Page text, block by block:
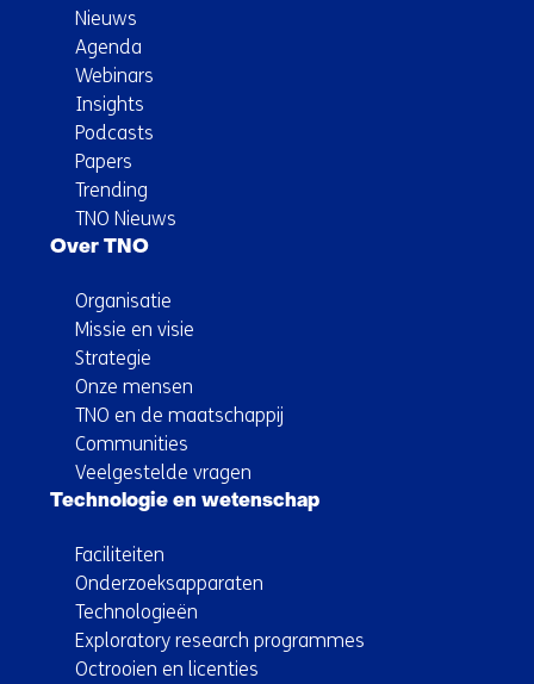
Nieuws
Agenda
Webinars
Insights
Podcasts
Papers
Trending
TNO Nieuws
Over TNO
Organisatie
Missie en visie
Strategie
Onze mensen
TNO en de maatschappij
Communities
Veelgestelde vragen
Technologie en wetenschap
Faciliteiten
Onderzoeksapparaten
Technologieën
Exploratory research programmes
Octrooien en licenties